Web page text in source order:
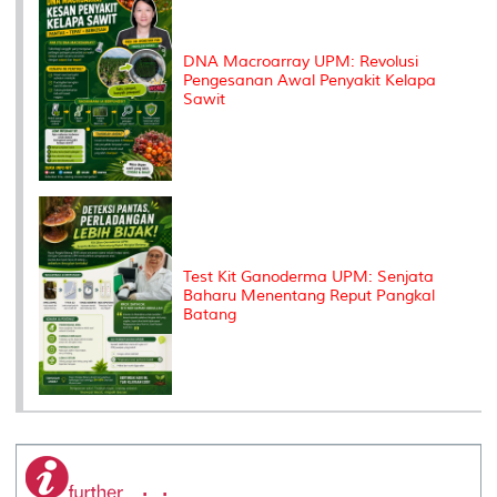
DNA Macroarray UPM: Revolusi
Pengesanan Awal Penyakit Kelapa
Sawit
Test Kit Ganoderma UPM: Senjata
Baharu Menentang Reput Pangkal
Batang